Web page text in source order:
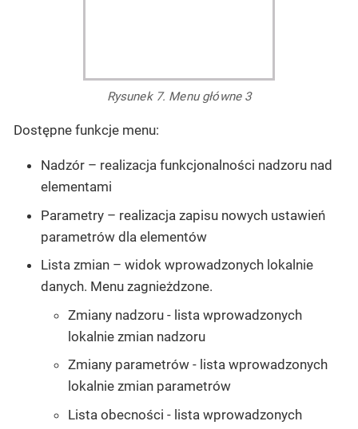
Rysunek 7. Menu główne 3
Dostępne funkcje menu:
Nadzór – realizacja funkcjonalności nadzoru nad
elementami
Parametry – realizacja zapisu nowych ustawień
parametrów dla elementów
Lista zmian – widok wprowadzonych lokalnie
danych. Menu zagnieżdzone.
Zmiany nadzoru - lista wprowadzonych
lokalnie zmian nadzoru
Zmiany parametrów - lista wprowadzonych
lokalnie zmian parametrów
Lista obecności - lista wprowadzonych